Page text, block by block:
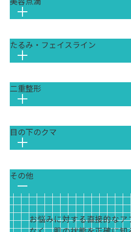
粉砕し、くすみの原因を効
きます。
肌育注射（リジュランi）
ダメージを受けた皮膚組
しみ ・ハリ不足などの年
粉砕し、くすみの原因を効
す。熱ダメージを抑えなが
きます。
しみ ・ハリ不足などの年齢
ご自身のコラーゲン生成
（PDLLA）」を主成分とし
す。肌のハリや弾力を長期
す。
エレクトロポレーション
部へ浸透させながら、高周
を促進し、しわをケア。う
ポテンツァ (POTENZA)
肌の再生を促し、毛穴の
を引き締めます。また、皮
加えて、皮脂の過剰な分泌
ピコレーザー (エンライトン
ンアップを叶え、透明感の
美容液による水流を利用
れ、古い角質、角栓を吸引
毛穴の詰まりや黒ずみを
なめらかで透明感のある肌
肌育注射（ジュベルック・
コラーゲン生成を促進す
戻すための鍵となります。
ピコレーザー (エンライトン
く粉砕し、くすみの原因
ます。熱ダメージを抑えな
ーンアップを叶え、透明感
アポロデュエット
による茶ぐすみと血行不良
ハイドラジェントル
美容液の水流で、くすみの
角質を優しく除去します。
確に診断し、症状に合わ
わせることが重要です。
ポテンツァ (POTENZA)
（RF）を照射し、ニキビ
ローチします。また、創傷
ーゲン生成を促し、クレ
肌育注射（ジュベルック・プ
る治療です。肌の内部から
やし、深く凹んでしまった
ニキビ跡を、時間をかけ
サプリメントやスキンケア
イジングケア、疲労回復な
せて最適な成分を補給でき
幹細胞上清液点滴
清液」を点滴で体内に投
ケア治療です。全身の細胞
肌質の改善、疲労回復、免
身体の内側から若々しさ
します。
たるみ・フェイスライン
加齢によりコラーゲンが減
きやほうれい線として現
与えます。土台からの引き
的です。
ウルトラセルZI (医療HIFU)
高密度焦点式超音波（
台となるSMAS筋膜に熱エ
二重整形
まぶたの構造やまぶたの皮
象を華やかにすることがで
は、丁寧なカウンセリング
デザインします。
目の下のクマ
目の下の「クマ」には、脂
「茶クマ」、血行不良に
どがあります。原因に合わ
ことで、疲れた印象を改善
その他
お悩みに対する直接的な